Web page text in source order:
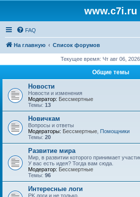
www.c7i.ru
FAQ
На главную Список форумов
Текущее время: Чт авг 06,
Общие темы
Новости
Новости и изменения
Модератор: Бессмертные
Темы: 13
Новичкам
Вопросы и ответы
Модераторы: Бессмертные Помощники
Темы: 20
Развитие мира
Мир, в развитии которого принимает
У вас есть идея? Тогда вам сюда.
Модератор: Бессмертные
Темы: 96
Интересные логи
PK логи и не только.